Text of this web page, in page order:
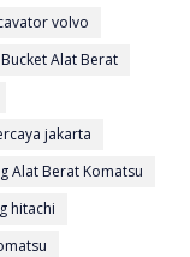
volvo
Bucket Alat Berat
jakarta
Alat Berat Komatsu
hitachi